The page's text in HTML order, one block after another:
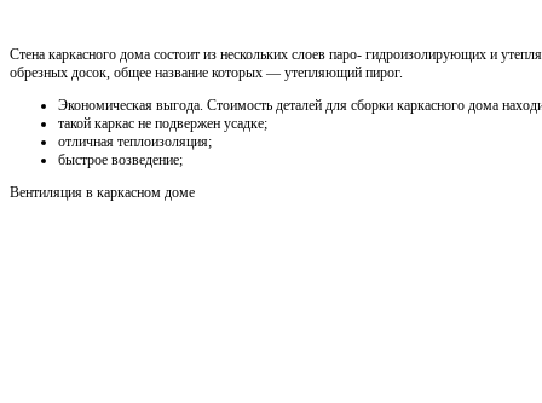
Стена каркасного дома состоит из нескольких слоев паро- гидроизолирующих и
обрезных досок, общее название которых — утепляющий пирог.
Экономическая выгода. Стоимость деталей для сборки каркасного дома
такой каркас не подвержен усадке;
отличная теплоизоляция;
быстрое возведение;
Вентиляция в каркасном доме